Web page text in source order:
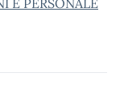
E PERSONALE